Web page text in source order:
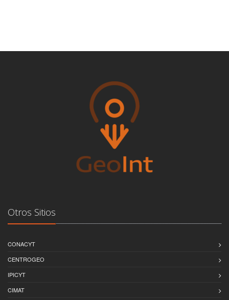
Otros Sitios
CONACYT
CENTROGEO
IPICYT
CIMAT